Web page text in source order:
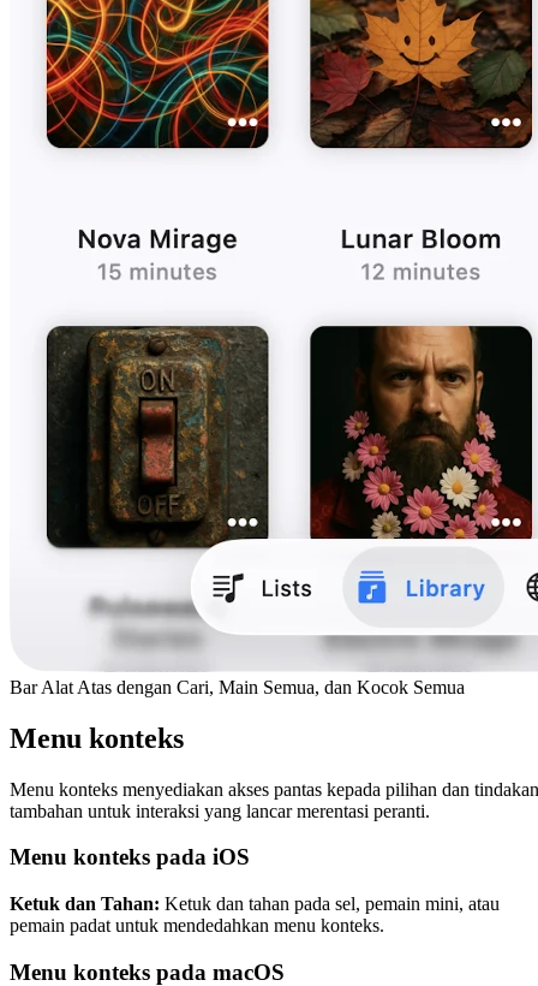
Bar Alat Atas dengan Cari, Main Semua, dan Kocok Semua
Menu konteks
Menu konteks menyediakan akses pantas kepada pilihan dan tindakan
tambahan untuk interaksi yang lancar merentasi peranti.
Menu konteks pada iOS
Ketuk dan Tahan: Ketuk dan tahan pada sel, pemain mini, atau
pemain padat untuk mendedahkan menu konteks.
Menu konteks pada macOS